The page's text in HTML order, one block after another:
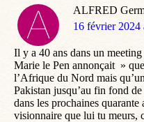
ALFRED
dit
16 février 2024
Il y a 40 ans dans un
Marie le Pen annonçait »
l’Afrique du Nord mais
Pakistan jusqu’au fin fond
dans les prochaines
visionnaire que lui tu meurs,